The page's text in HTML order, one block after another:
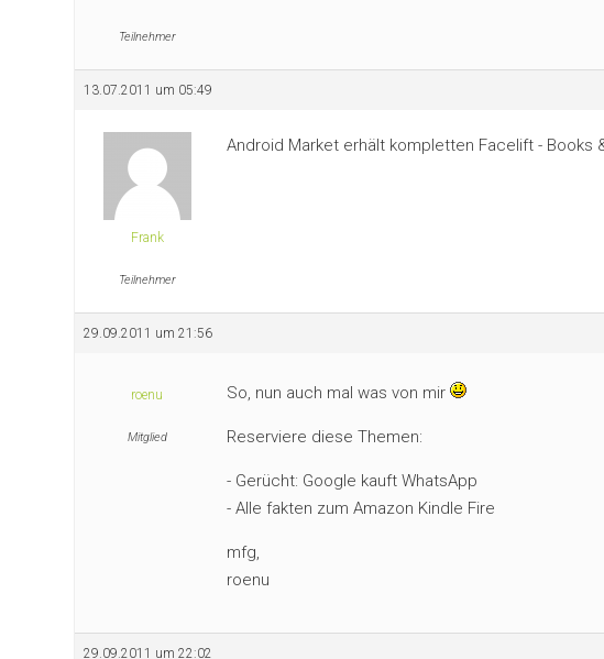
Teilnehmer
13.07.2011 um 05:49
Frank
Teilnehmer
Android Market erhält kompletten Facelift - Books
29.09.2011 um 21:56
roenu
Mitglied
So, nun auch mal was von mir
Reserviere diese Themen:
- Gerücht: Google kauft WhatsApp
- Alle fakten zum Amazon Kindle Fire
mfg,
roenu
29.09.2011 um 22:02